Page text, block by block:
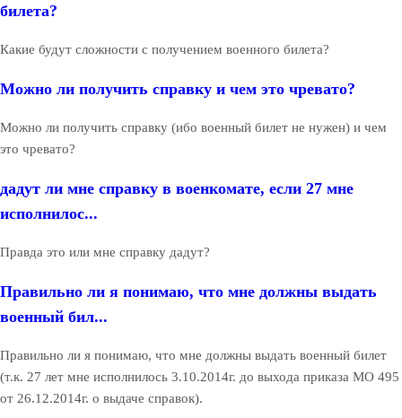
билета?
Какие будут сложности с получением военного билета?
Можно ли получить справку и чем это чревато?
Можно ли получить справку (ибо военный билет не нужен) и чем
это чревато?
дадут ли мне справку в военкомате, если 27 мне
исполнилос...
Правда это или мне справку дадут?
Правильно ли я понимаю, что мне должны выдать
военный бил...
Правильно ли я понимаю, что мне должны выдать военный билет
(т.к. 27 лет мне исполнилось 3.10.2014г. до выхода приказа МО 495
от 26.12.2014г. о выдаче справок).